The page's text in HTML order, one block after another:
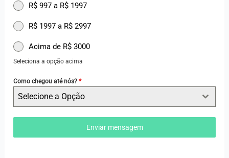
R$ 997 a R$ 1997
R$ 1997 a R$ 2997
Acima de R$ 3000
Seleciona a opção acima
Como chegou até nós?*
Selecione a Opção
Enviar mensagem